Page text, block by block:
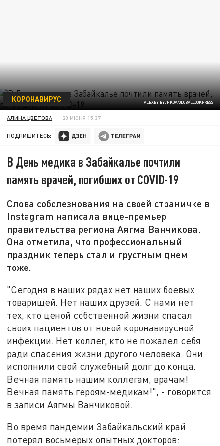
ALEXEY BYCHKOV/GLOBALLOOKPRESS
КОРОНАВИРУС
АЛИНА ЦВЕТОВА 20 ИЮНЯ 15:37
ПОДПИШИТЕСЬ:
В День медика в Забайкалье почтили
память врачей, погибших от COVID-19
Слова соболезнования на своей страничке в
Instagram написала вице-премьер
правительства региона Аягма Ванчикова.
Она отметила, что профессиональный
праздник теперь стал и грустным днем
тоже.
"Сегодня в наших рядах нет наших боевых
товарищей. Нет наших друзей. С нами нет
тех, кто ценой собственной жизни спасал
своих пациентов от новой коронавирусной
инфекции. Нет коллег, кто не пожалел себя
ради спасения жизни другого человека. Они
исполнили свой служебный долг до конца.
Вечная память нашим коллегам, врачам!
Вечная память героям-медикам!", - говорится
в записи Аягмы Ванчиковой.
Во время пандемии Забайкальский край
потерял восьмерых опытных докторов: